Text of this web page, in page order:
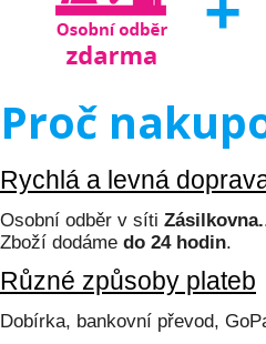
Proč
Rychlá a levná
Osobní odběr v síti Zásilkovna.
Zboží dodáme do 24 hodin.
Různé způsoby plateb
Dobírka, bankovní převod,